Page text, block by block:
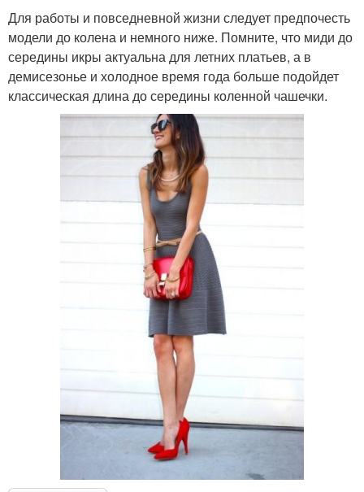
Для работы и повседневной жизни следует предпочесть
модели до колена и немного ниже. Помните, что миди до
середины икры актуальна для летних платьев, а в
демисезонье и холодное время года больше подойдет
классическая длина до середины коленной чашечки.